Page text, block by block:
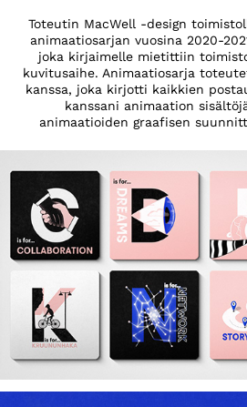
Toteutin MacWell -design
animaatiosarjan vuosina 2020-
joka kirjaimelle mietittiin
kuvitusaihe. Animaatiosarja
kanssa, joka kirjotti kaikkien
kanssani animaation
animaatioiden graafisen